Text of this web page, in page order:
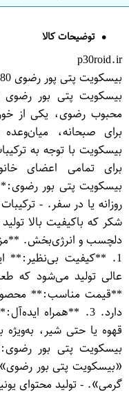
توضیحات کالا
p30roid.ir
بیسکویت پتی پور رضوی 80 گرمی
محبوب رضوی، یکی از
برای صبحانه،
بیسکویت با توجه به
برای تمامی اعضای
روزانه یا در سفر. -
شکر که باکیفیت بالا
دلچسب و انرژی‌بخش.
1. **کیفیت بی‌نظیر:**
**قیمت مناسب:**
دارد. 3. **همراه
قهوه یا حتی شیر،
بیسکویت پتی بور
گرمی». - تولید محتوای